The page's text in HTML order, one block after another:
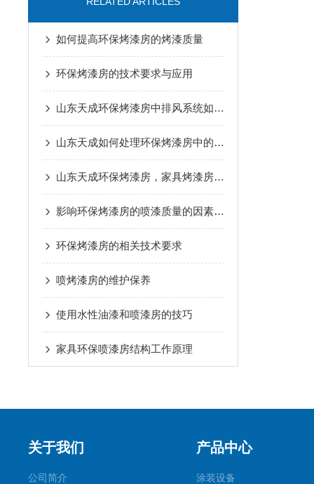
如何提高环保烤漆房的烤漆质量
环保烤漆房的技术要求与应用
山东天成环保烤漆房中排风系统如何计算
山东天成如何处理环保烤漆房中的废气呢
山东天成环保烤漆房，家具烤漆房厂家，家具烤漆房价格
影响环保烤漆房的喷漆质量的因素有哪些
环保烤漆房的相关技术要求
喷烤漆房的维护保养
使用水性油漆和喷漆房的技巧
家具环保喷漆房结构工作原理
关于我们
公司简介
产品中心
涂装设备